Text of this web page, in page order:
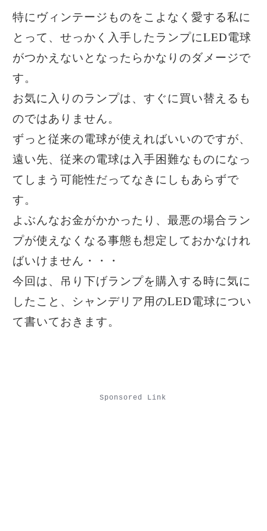
特にヴィンテージものをこよなく愛する私に
とって、せっかく入手したランプにLED電球
がつかえないとなったらかなりのダメージで
す。
お気に入りのランプは、すぐに買い替えるも
のではありません。
ずっと従来の電球が使えればいいのですが、
遠い先、従来の電球は入手困難なものになっ
てしまう可能性だってなきにしもあらずで
す。
よぶんなお金がかかったり、最悪の場合ラン
プが使えなくなる事態も想定しておかなけれ
ばいけません・・・
今回は、吊り下げランプを購入する時に気に
したこと、シャンデリア用のLED電球につい
て書いておきます。
Sponsored Link